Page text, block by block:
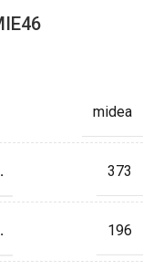
midea
373
196